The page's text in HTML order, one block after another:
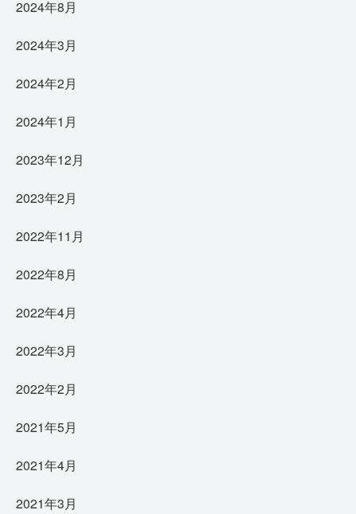
2024年8月
2024年3月
2024年2月
2024年1月
2023年12月
2023年2月
2022年11月
2022年8月
2022年4月
2022年3月
2022年2月
2021年5月
2021年4月
2021年3月